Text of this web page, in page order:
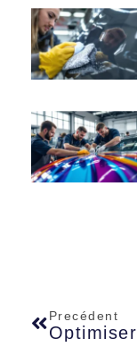
Precédent